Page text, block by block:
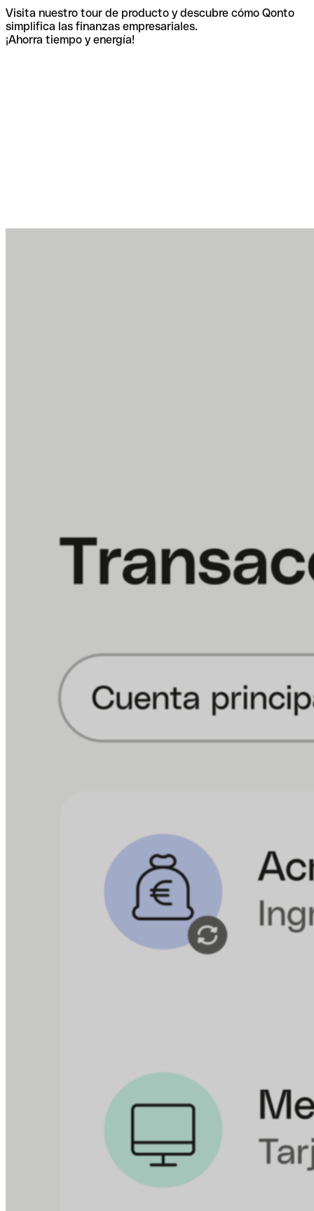
Visita nuestro tour de producto y descubre cómo Qonto
simplifica las finanzas empresariales.
¡Ahorra tiempo y energía!